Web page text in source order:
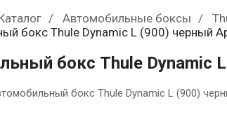
Автомобильные боксы
бокс Thule Dynamic L (900) черный
бокс Thule Dynamic
бокс Thule Dynamic L (900)